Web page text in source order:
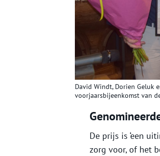
David Windt, Dorien Geluk
voorjaarsbijeenkomst van
De prijs is ‘een
zorg voor, of het